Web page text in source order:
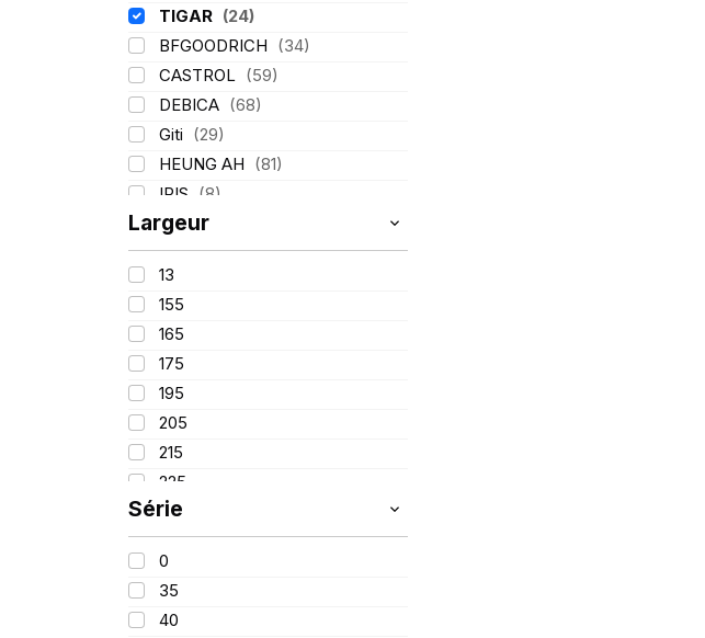
TIGAR (24)
BFGOODRICH (34)
CASTROL (59)
DEBICA (68)
Giti (29)
HEUNG AH (81)
IRIS (8)
ITALMATIC
KLEBER (116)
LASSA
LING LONG
MICHELIN
MITAS
Mondolfo ferro
PIRELLI
PROMETEON
SIOC
Largeur
13
155
165
175
195
205
215
225
235
245
315
Série
0
35
40